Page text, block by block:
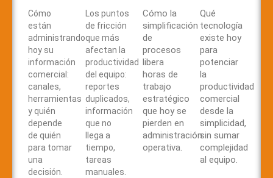
Cómo
están
administrando
hoy su
información
comercial:
canales,
herramientas
y quién
depende
de quién
para tomar
una
decisión.
Los puntos
de fricción
que más
afectan la
productividad
del equipo:
reportes
duplicados,
información
que no
llega a
tiempo,
tareas
manuales.
Cómo la
simplificación
de
procesos
libera
horas de
trabajo
estratégico
que hoy se
pierden en
administración
operativa.
Qué
tecnología
existe hoy
para
potenciar
la
productividad
comercial
desde la
simplicidad,
sin sumar
complejidad
al equipo.